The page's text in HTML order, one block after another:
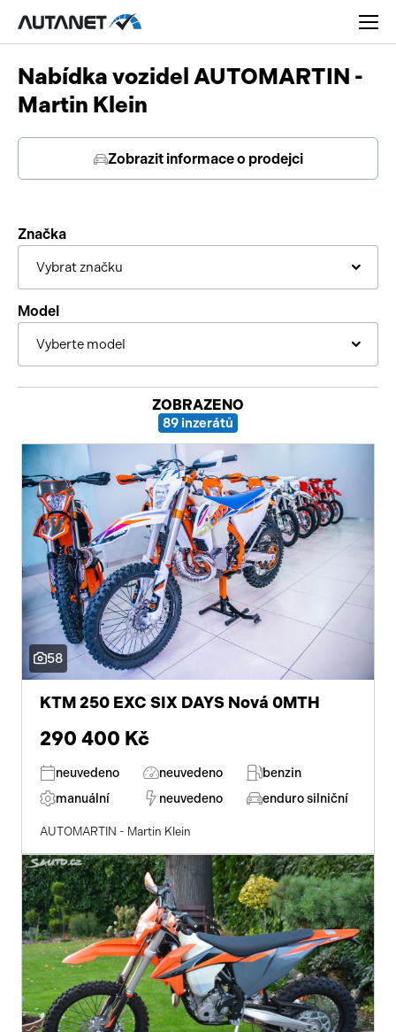
Osobní
Autobusy
Příslušenství
Rady a tipy
Nabídka vozidel AUTOMARTIN -
Martin Klein
Zobrazit informace o prodejci
Značka
Vybrat značku
Model
Vyberte model
ZOBRAZENO
89 inzerátů
58
KTM 250 EXC SIX DAYS Nová 0MTH
290 400 Kč
neuvedeno neuvedeno
benzin
manuální
neuvedeno enduro silniční
AUTOMARTIN - Martin Klein